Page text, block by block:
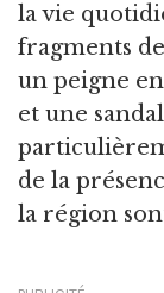
la vie
fragments
un peigne
et une
de la
la région